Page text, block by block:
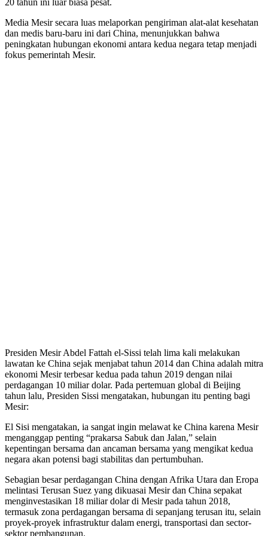
Media Mesir secara luas melaporkan pengiriman alat-alat kesehatan
dan medis baru-baru ini dari China, menunjukkan bahwa
peningkatan hubungan ekonomi antara kedua negara tetap menjadi
fokus pemerintah Mesir.
Presiden Mesir Abdel Fattah el-Sissi telah lima kali melakukan
lawatan ke China sejak menjabat tahun 2014 dan China adalah mitra
ekonomi Mesir terbesar kedua pada tahun 2019 dengan nilai
perdagangan 10 miliar dolar. Pada pertemuan global di Beijing
tahun lalu, Presiden Sissi mengatakan, hubungan itu penting bagi
Mesir:
El Sisi mengatakan, ia sangat ingin melawat ke China karena Mesir
menganggap penting “prakarsa Sabuk dan Jalan,” selain
kepentingan bersama dan ancaman bersama yang mengikat kedua
negara akan potensi bagi stabilitas dan pertumbuhan.
Sebagian besar perdagangan China dengan Afrika Utara dan Eropa
melintasi Terusan Suez yang dikuasai Mesir dan China sepakat
menginvestasikan 18 miliar dolar di Mesir pada tahun 2018,
termasuk zona perdagangan bersama di sepanjang terusan itu, selain
proyek-proyek infrastruktur dalam energi, transportasi dan sector-
sektor pembangunan.